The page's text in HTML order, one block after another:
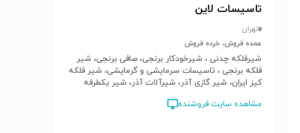
تاسیسات لاین
تهران
عمده فروش، خرده فروش
شیرفلکه چدنی ، شیرخودکار برنجی، صافی برنجی، شیر
فلکه برنجی ، تاسیسات سرمایشی و گرمایشی، شیر فلکه
کیز ایران، شیر گازی آذر، شیرآلات آذر، شیر یکطرفه
شیرآلات چدنی وگ، وگ امید گلستان، ایتاپ ایتالیا، itap
مشاهده سایت فروشنده